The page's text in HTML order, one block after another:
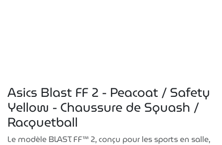
Asics Blast FF 2 - Peacoat / Safety
Yellow - Chaussure de Squash /
Racquetball
Le modèle BLAST FF™ 2, conçu pour les sports en salle,